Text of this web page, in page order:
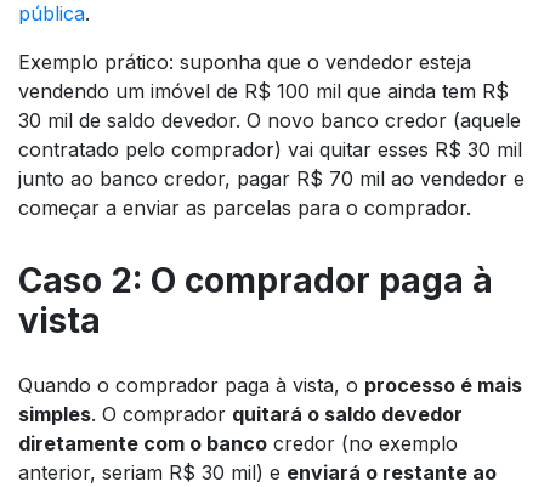
pública.
Exemplo prático: suponha que o vendedor esteja
vendendo um imóvel de R$ 100 mil que ainda tem R$
30 mil de saldo devedor. O novo banco credor (aquele
contratado pelo comprador) vai quitar esses R$ 30 mil
junto ao banco credor, pagar R$ 70 mil ao vendedor e
começar a enviar as parcelas para o comprador.
Caso 2: O comprador paga à
vista
Quando o comprador paga à vista, o processo é mais
simples. O comprador quitará o saldo devedor
diretamente com o banco credor (no exemplo
anterior, seriam R$ 30 mil) e enviará o restante ao